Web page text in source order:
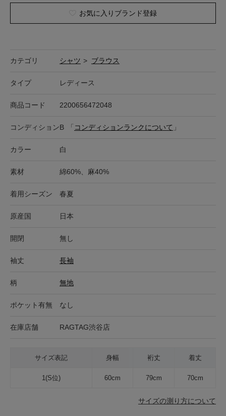
お気に入りブランド登録
カテゴリ シャツ > ブラウス
タイプ レディース
商品コード 2200656472048
コンディションB 「 コンディションランクについて 」
カラー 白
素材 綿60%、麻40%
着用シーズン 春夏
原産国 日本
開閉 無し
袖丈 長袖
柄 無地
ポケット有無 なし
在庫店舗 RAGTAG渋谷店
サイズ表記 身幅 裄丈 着丈
1(S位) 60cm 79cm 70cm
サイズの測り方について